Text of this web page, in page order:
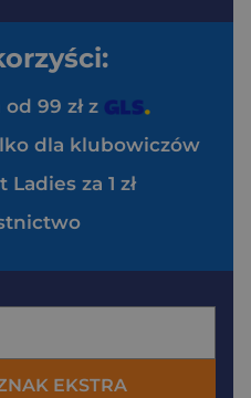
99 zł z
dla klubowiczów
za 1 zł
EKSTRA